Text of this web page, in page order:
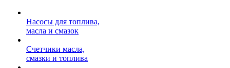
Насосы для топлива,
масла и смазок
Счетчики масла,
смазки и топлива